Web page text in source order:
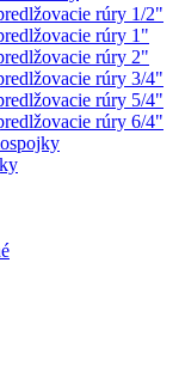
rúry 1/2"
rúry 1"
rúry 2"
rúry 3/4"
rúry 5/4"
rúry 6/4"